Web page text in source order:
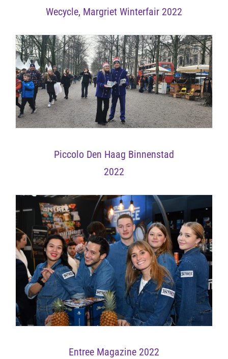
Wecycle, Margriet Winterfair 2022
Piccolo Den Haag Binnenstad
2022
Entree Magazine 2022